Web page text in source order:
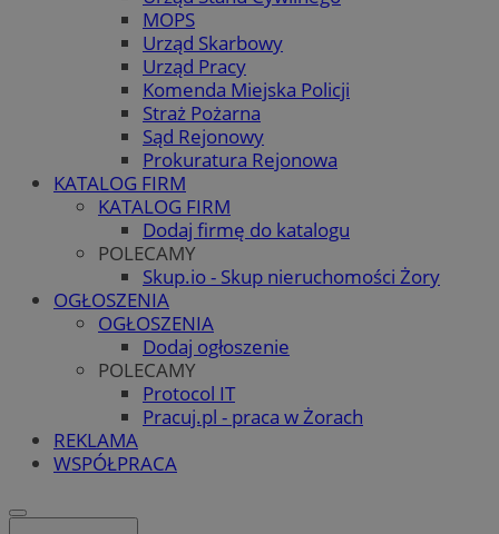
MOPS
Urząd Skarbowy
Urząd Pracy
Komenda Miejska Policji
Straż Pożarna
Sąd Rejonowy
Prokuratura Rejonowa
KATALOG FIRM
KATALOG FIRM
Dodaj firmę do katalogu
POLECAMY
Skup.io - Skup nieruchomości Żory
OGŁOSZENIA
OGŁOSZENIA
Dodaj ogłoszenie
POLECAMY
Protocol IT
Pracuj.pl - praca w Żorach
REKLAMA
WSPÓŁPRACA